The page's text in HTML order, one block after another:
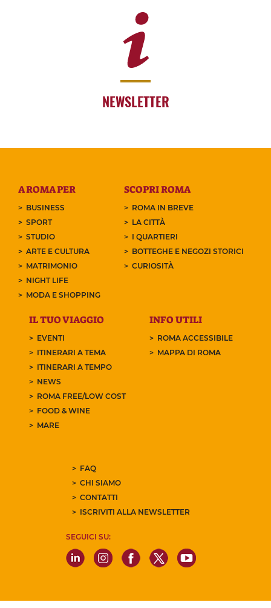
NEWSLETTER
A ROMA PER
BUSINESS
SPORT
STUDIO
ARTE E CULTURA
MATRIMONIO
NIGHT LIFE
MODA E SHOPPING
SCOPRI ROMA
ROMA IN BREVE
LA CITTÀ
I QUARTIERI
BOTTEGHE E NEGOZI STORICI
CURIOSITÀ
IL TUO VIAGGIO
EVENTI
ITINERARI A TEMA
ITINERARI A TEMPO
NEWS
ROMA FREE/LOW COST
FOOD & WINE
MARE
INFO UTILI
ROMA ACCESSIBILE
MAPPA DI ROMA
FAQ
CHI SIAMO
CONTATTI
ISCRIVITI ALLA NEWSLETTER
SEGUICI SU: